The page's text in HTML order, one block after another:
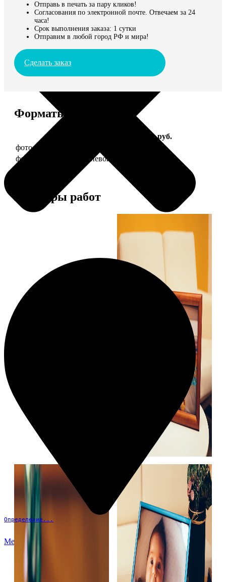
Определение...
Меню
Отправь в печать за пару кликов!
Согласования по электронной почте. Отвечаем за 24
часа!
Срок выполнения заказа: 1 сутки
Отправим в любой город РФ и мира!
Сделать заказ
Форматы и цены
Цена, руб.
фото 10х15 в деревянной рамке
фото 10х15 в алюминиевой рамке
Примеры работ